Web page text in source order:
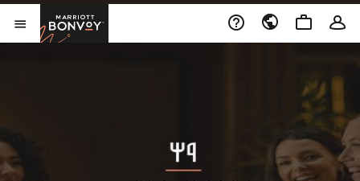
Skip to Content
메뉴 열기
Marriott Bonvoy